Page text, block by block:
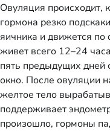
Овуляция происходит,
гормона резко
яичника и движется
живет всего 12–24
пять предыдущих дней
окно. После овуляции
желтое тело
поддерживает
произошло, гормоны